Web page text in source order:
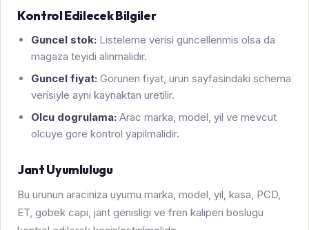
Kontrol Edilecek Bilgiler
Guncel stok: Listeleme verisi guncellenmis olsa da
magaza teyidi alinmalidir.
Guncel fiyat: Gorunen fiyat, urun sayfasindaki schema
verisiyle ayni kaynaktan uretilir.
Olcu dogrulama: Arac marka, model, yil ve mevcut
olcuye gore kontrol yapilmalidir.
Jant Uyumlulugu
Bu urunun araciniza uyumu marka, model, yil, kasa, PCD,
ET, gobek capi, jant genisligi ve fren kaliperi boslugu